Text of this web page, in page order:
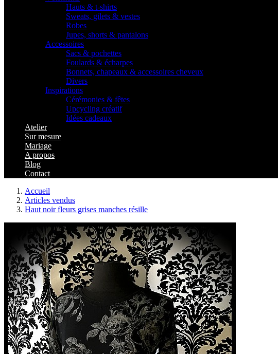
Hauts & t-shirts
Sweats, gilets & vestes
Robes
Jupes, shorts & pantalons
Accessoires
Sacs & pochettes
Foulards & écharpes
Bonnets, chapeaux & accessoires cheveux
Divers
Inspirations
Cérémonies & fêtes
Upcycling créatif
Idées cadeaux
Atelier
Sur mesure
Mariage
A propos
Blog
Contact
Accueil
Articles vendus
Haut noir fleurs grises manches résille